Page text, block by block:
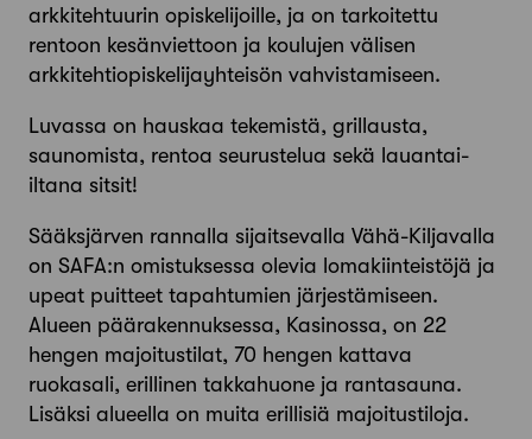
arkkitehtuurin opiskelijoille, ja on tarkoitettu
rentoon kesänviettoon ja koulujen välisen
arkkitehtiopiskelijayhteisön vahvistamiseen.
Luvassa on hauskaa tekemistä, grillausta,
saunomista, rentoa seurustelua sekä lauantai-
iltana sitsit!
Sääksjärven rannalla sijaitsevalla Vähä-Kiljavalla
on SAFA:n omistuksessa olevia lomakiinteistöjä ja
upeat puitteet tapahtumien järjestämiseen.
Alueen päärakennuksessa, Kasinossa, on 22
hengen majoitustilat, 70 hengen kattava
ruokasali, erillinen takkahuone ja rantasauna.
Lisäksi alueella on muita erillisiä majoitustiloja.